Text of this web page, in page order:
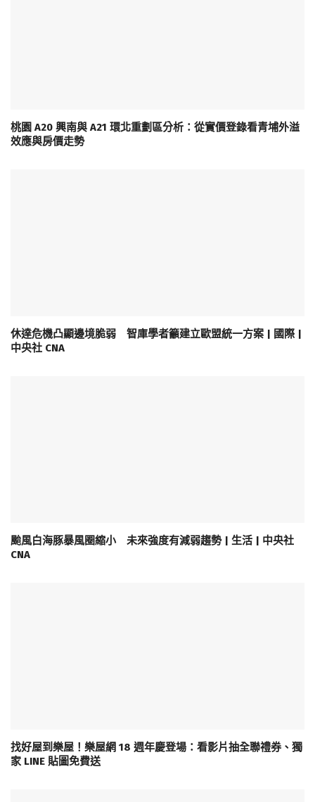
桃園 A20 興南與 A21 環北重劃區分析：從實價登錄看青埔外溢
效應與房價走勢
休達危機凸顯邊境脆弱 智庫學者籲建立歐盟統一方案 | 國際 |
中央社 CNA
颱風白海豚暴風圈縮小 未來強度有減弱趨勢 | 生活 | 中央社
CNA
找好屋到樂屋！樂屋網 18 週年慶登場：看影片抽全聯禮券、獨
家 LINE 貼圖免費送